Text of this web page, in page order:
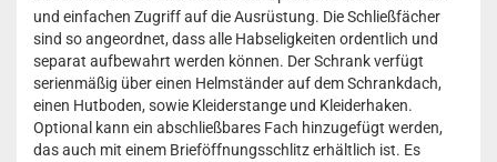
und einfachen Zugriff auf die Ausrüstung. Die Schließfächer
sind so angeordnet, dass alle Habseligkeiten ordentlich und
separat aufbewahrt werden können. Der Schrank verfügt
serienmäßig über einen Helmständer auf dem Schrankdach,
einen Hutboden, sowie Kleiderstange und Kleiderhaken.
Optional kann ein abschließbares Fach hinzugefügt werden,
das auch mit einem Brieföffnungsschlitz erhältlich ist. Es